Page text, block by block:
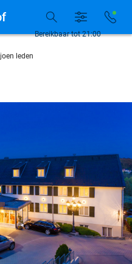
beschikbaar
leden
beschikbaar
leden
Bereikbaar tot 21:00